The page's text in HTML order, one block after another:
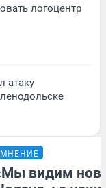
логоцентр
атаку
МНЕНИЕ
видим